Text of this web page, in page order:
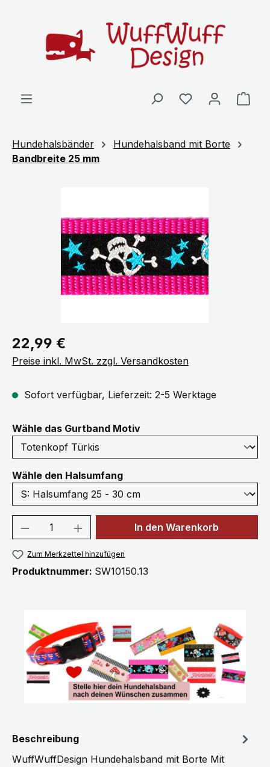
Hundehalsbänder
Hundehalsband mit Borte
Bandbreite 25 mm
Regulärer Preis:
22,99 €
Preise inkl. MwSt. zzgl. Versandkosten
Sofort verfügbar, Lieferzeit: 2-5 Werktage
Wähle das Gurtband Motivauswählen
Wähle den Halsumfangauswählen
Produkt Anzahl: Gib denIn den Warenkorb
Zum Merkzettel hinzufügen
Produktnummer: SW10150.13
Beschreibung
WuffWuffDesign Hundehalsband mit Borte Mit